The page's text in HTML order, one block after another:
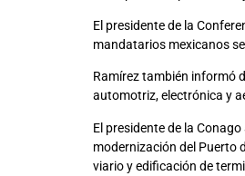
El presidente de la
mandatarios mexicanos
Ramírez también informó
automotriz, electrónica y
El presidente de la
modernización del Puerto
viario y edificación de